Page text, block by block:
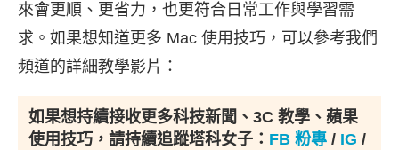
來會更順、更省力，也更符合日常工作與學習需
求。如果想知道更多 Mac 使用技巧，可以參考我們
頻道的詳細教學影片：
如果想持續接收更多科技新聞、3C 教學、蘋果
使用技巧，請持續追蹤塔科女子： FB 粉專 / IG /